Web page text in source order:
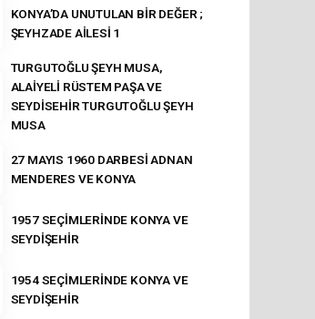
KONYA’DA UNUTULAN BİR DEĞER ;
ŞEYHZADE AİLESİ 1
TURGUTOĞLU ŞEYH MUSA,
ALAİYELİ RÜSTEM PAŞA VE
SEYDİSEHİR TURGUTOĞLU ŞEYH
MUSA
27 MAYIS 1960 DARBESİ ADNAN
MENDERES VE KONYA
1957 SEÇİMLERİNDE KONYA VE
SEYDİŞEHİR
1954 SEÇİMLERİNDE KONYA VE
SEYDİŞEHİR